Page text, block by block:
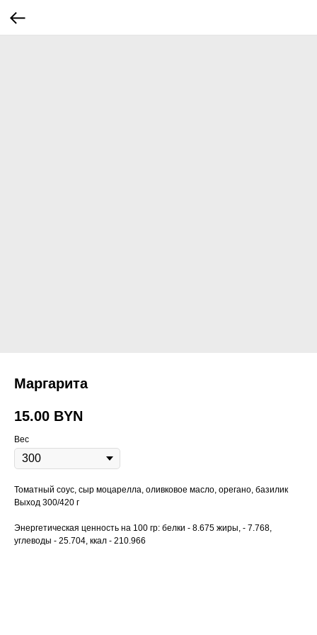
Маргарита
15.00 BYN
Вес
Томатный соус, сыр моцарелла, оливковое масло, орегано, базилик
Выход 300/420 г
Энергетическая ценность на 100 гр: белки - 8.675 жиры, - 7.768,
углеводы - 25.704, ккал - 210.966